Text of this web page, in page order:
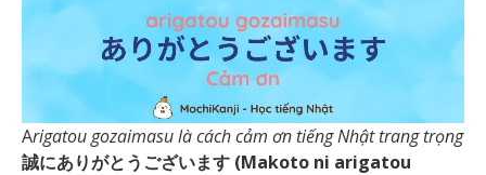
Arigatou gozaimasu là cách cảm ơn tiếng Nhật trang trọng
誠にありがとうございます (Makoto ni arigatou